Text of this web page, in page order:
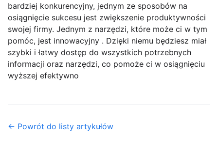
bardziej konkurencyjny, jednym ze sposobów na
osiągnięcie sukcesu jest zwiększenie produktywności
swojej firmy. Jednym z narzędzi, które może ci w tym
pomóc, jest innowacyjny . Dzięki niemu będziesz miał
szybki i łatwy dostęp do wszystkich potrzebnych
informacji oraz narzędzi, co pomoże ci w osiągnięciu
wyższej efektywno
← Powrót do listy artykułów